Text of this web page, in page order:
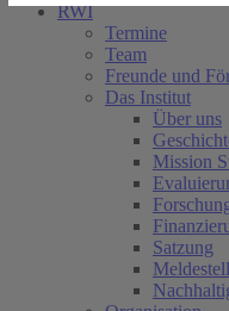
RWI
Termine
Team
Freunde und
Das Institut
Über uns
Mission
Satzung